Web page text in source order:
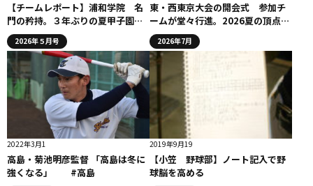
【チームレポート】浦和学院 名
門の矜持。３年ぶりの夏甲子園へ
向け一戦必勝（４月20日誌面掲
載）2026年５月号
東・西東京大会の開会式 参加チ
ームが堂々行進。2026夏の頂点へ
挑む
2026年7月
2022年3月1
高島・菊池明彦監督 「高島は冬に
強くなる」 #高島
2019年9月19
【小笠 野球部】ノート記入で野
球脳を高める